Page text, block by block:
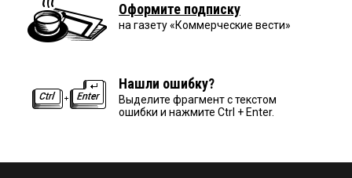
Оформите подписку
на газету «Коммерческие вести»
Нашли ошибку?
Выделите фрагмент с текстом
ошибки и нажмите Ctrl + Enter.